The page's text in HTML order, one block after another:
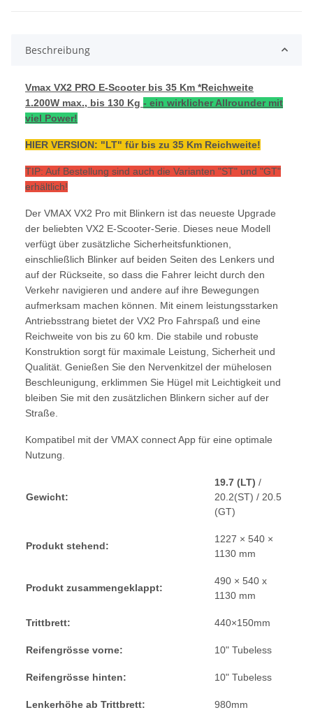
Beschreibung
Vmax VX2 PRO E-Scooter bis 35 Km *Reichweite
1.200W max., bis 130 Kg - ein wirklicher Allrounder mit
viel Power!
HIER VERSION: "LT" für bis zu 35 Km Reichweite!
TIP: Auf Bestellung sind auch die Varianten "ST" und "GT"
erhältlich!
Der VMAX VX2 Pro mit Blinkern ist das neueste Upgrade
der beliebten VX2 E-Scooter-Serie. Dieses neue Modell
verfügt über zusätzliche Sicherheitsfunktionen,
einschließlich Blinker auf beiden Seiten des Lenkers und
auf der Rückseite, so dass die Fahrer leicht durch den
Verkehr navigieren und andere auf ihre Bewegungen
aufmerksam machen können. Mit einem leistungsstarken
Antriebsstrang bietet der VX2 Pro Fahrspaß und eine
Reichweite von bis zu 60 km. Die stabile und robuste
Konstruktion sorgt für maximale Leistung, Sicherheit und
Qualität. Genießen Sie den Nervenkitzel der mühelosen
Beschleunigung, erklimmen Sie Hügel mit Leichtigkeit und
bleiben Sie mit den zusätzlichen Blinkern sicher auf der
Straße.
Kompatibel mit der VMAX connect App für eine optimale
Nutzung.
Gewicht:
19.7 (LT) /
20.2(ST) / 20.5
(GT)
Produkt stehend:
1227 × 540 ×
1130 mm
Produkt zusammengeklappt:
490 × 540 x
1130 mm
Trittbrett: 440×150mm
Reifengrösse vorne: 10" Tubeless
Reifengrösse hinten: 10" Tubeless
Lenkerhöhe ab Trittbrett: 980mm